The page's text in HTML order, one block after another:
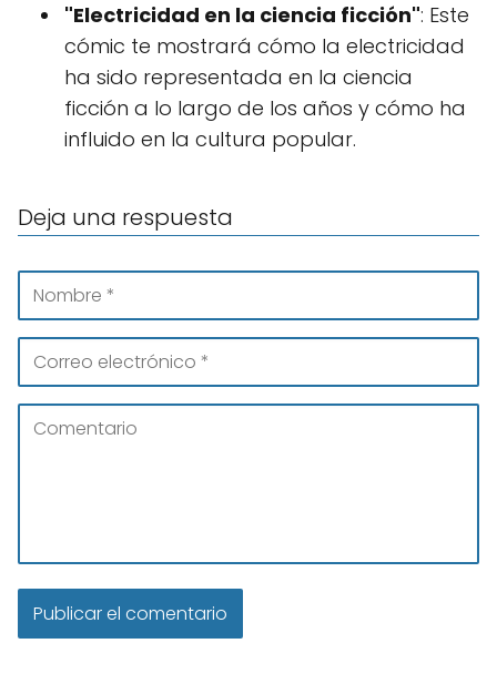
"Electricidad en la ciencia ficción": Este
cómic te mostrará cómo la electricidad
ha sido representada en la ciencia
ficción a lo largo de los años y cómo ha
influido en la cultura popular.
Deja una respuesta